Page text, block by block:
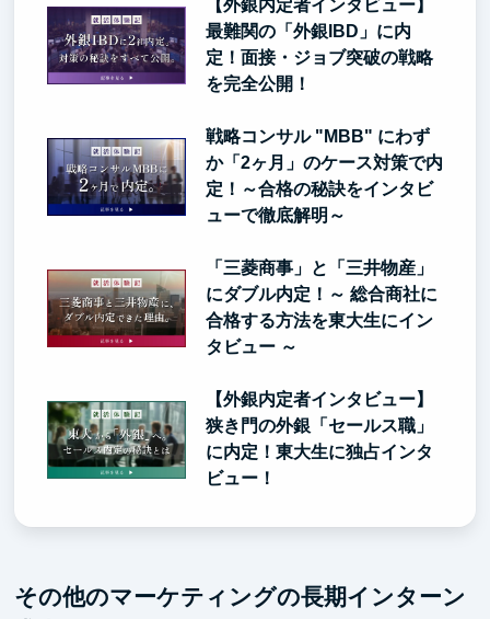
【外銀内定者インタビュー】
最難関の「外銀IBD」に内
定！面接・ジョブ突破の戦略
を完全公開！
戦略コンサル "MBB" にわず
か「2ヶ月」のケース対策で内
定！～合格の秘訣をインタビ
ューで徹底解明～
「三菱商事」と「三井物産」
にダブル内定！～ 総合商社に
合格する方法を東大生にイン
タビュー ～
【外銀内定者インタビュー】
狭き門の外銀「セールス職」
に内定！東大生に独占インタ
ビュー！
その他のマーケティングの長期インターン